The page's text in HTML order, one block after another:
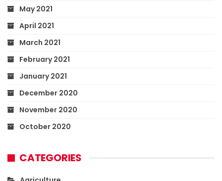
May 2021
April 2021
March 2021
February 2021
January 2021
December 2020
November 2020
October 2020
CATEGORIES